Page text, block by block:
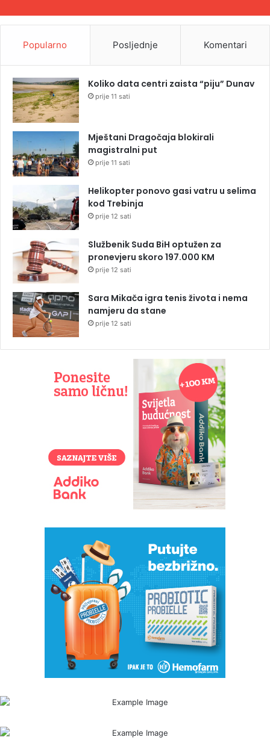
Popularno Posljednje Komentari
Koliko data centri zaista “piju” Dunav
prije 11 sati
Mještani Dragočaja blokirali
magistralni put
prije 11 sati
Helikopter ponovo gasi vatru u selima
kod Trebinja
prije 12 sati
Službenik Suda BiH optužen za
pronevjeru skoro 197.000 KM
prije 12 sati
Sara Mikača igra tenis života i nema
namjeru da stane
prije 12 sati